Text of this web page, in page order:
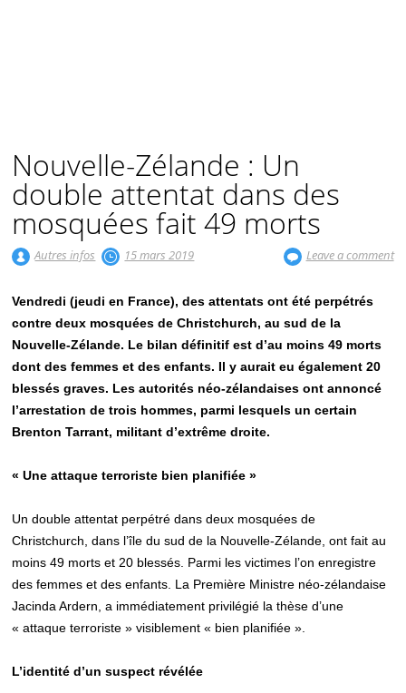
Nouvelle-Zélande : Un
double attentat dans des
mosquées fait 49 morts
Autres infos 15 mars 2019 Leave a comment
Vendredi (jeudi en France), des attentats ont été perpétrés
contre deux mosquées de Christchurch, au sud de la
Nouvelle-Zélande. Le bilan définitif est d’au moins 49 morts
dont des femmes et des enfants. Il y aurait eu également 20
blessés graves. Les autorités néo-zélandaises ont annoncé
l’arrestation de trois hommes, parmi lesquels un certain
Brenton Tarrant, militant d’extrême droite.
« Une attaque terroriste bien planifiée »
Un double attentat perpétré dans deux mosquées de
Christchurch, dans l’île du sud de la Nouvelle-Zélande, ont fait au
moins 49 morts et 20 blessés. Parmi les victimes l’on enregistre
des femmes et des enfants. La Première Ministre néo-zélandaise
Jacinda Ardern, a immédiatement privilégié la thèse d’une
« attaque terroriste » visiblement « bien planifiée ».
L’identité d’un suspect révélée